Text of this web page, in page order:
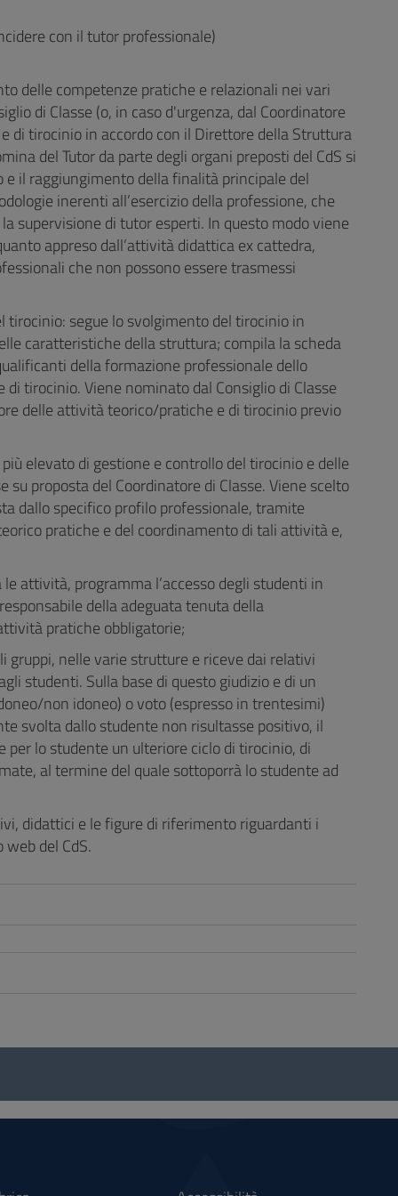
con il tutor professionale)
delle competenze pratiche e relazionali nei vari
di Classe (o, in caso d'urgenza, dal Coordinatore
di tirocinio in accordo con il Direttore della Struttura
del Tutor da parte degli organi preposti del CdS si
il raggiungimento della finalità principale del
inerenti all’esercizio della professione, che
supervisione di tutor esperti. In questo modo viene
appreso dall’attività didattica ex cattedra,
che non possono essere trasmessi
segue lo svolgimento del tirocinio in
caratteristiche della struttura; compila la scheda
della formazione professionale dello
tirocinio. Viene nominato dal Consiglio di Classe
delle attività teorico/pratiche e di tirocinio previo
elevato di gestione e controllo del tirocinio e delle
proposta del Coordinatore di Classe. Viene scelto
dallo specifico profilo professionale, tramite
pratiche e del coordinamento di tali attività e,
attività, programma l’accesso degli studenti in
della adeguata tenuta della
pratiche obbligatorie;
nelle varie strutture e riceve dai relativi
studenti. Sulla base di questo giudizio e di un
non idoneo) o voto (espresso in trentesimi)
svolta dallo studente non risultasse positivo, il
lo studente un ulteriore ciclo di tirocinio, di
al termine del quale sottoporrà lo studente ad
didattici e le figure di riferimento riguardanti i
del CdS.